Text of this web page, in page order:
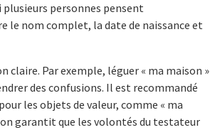
personnes pensent
le nom complet, la date de naissance et
Par exemple, léguer « ma maison »
des confusions. Il est recommandé
les objets de valeur, comme « ma
garantit que les volontés du testateur